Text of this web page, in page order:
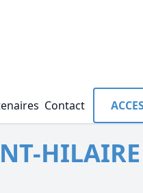
Contact